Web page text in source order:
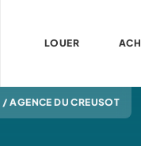
LOUER
/ AGENCE DU CREUSOT